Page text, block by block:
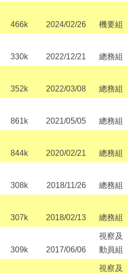
466k 2024/02/26 機要組
330k 2022/12/21 總務組
352k 2022/03/08 總務組
861k 2021/05/05 總務組
844k 2020/02/21 總務組
308k 2018/11/26 總務組
307k 2018/02/13 總務組
309k 2017/06/06
視察及
動員組
視察及